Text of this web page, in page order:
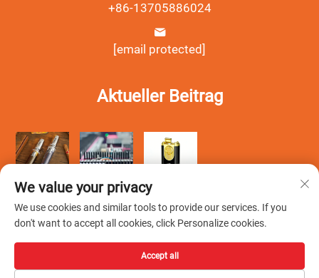
+86-13705886024
[email protected]
Aktueller Beitrag
Copyright © Wenzhou Debang Smoking Set Co., Ltd. Alle
We value your privacy
We use cookies and similar tools to provide our services. If you
don't want to accept all cookies, click Personalize cookies.
Accept all